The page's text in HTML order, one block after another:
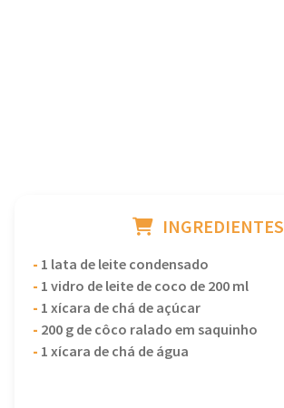
INGREDIENTES
- 1 lata de leite condensado
- 1 vidro de leite de coco de 200 ml
- 1 xícara de chá de açúcar
- 200 g de côco ralado em saquinho
- 1 xícara de chá de água